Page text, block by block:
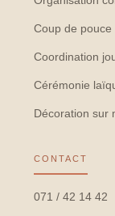
Coup de pouce
Coordination
Cérémonie
Décoration sur
CONTACT
071 / 42 14 42